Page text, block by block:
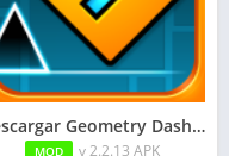
Descargar Geometry Dash 2.2.13 APK Todo Desbloqueado
MOD v 2.2.13 APK